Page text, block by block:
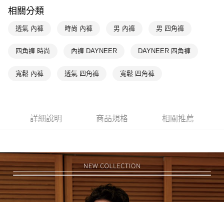
AFTEE先享後付是「在收到商品之後才付款」的支付方式。 讓您購物簡單
便利好安心！
１．簡單：不需註冊會員、不需綁卡、不需儲值。
１．於結帳方式選擇「AFTEE先享後付」後，將跳轉至「AFTEE先享後付」
※ 請注意：結帳手續完成當下不需立刻繳費，但若您需要取消訂單，請聯絡
是否繳費成功／繳費後需取消欲退款等相關疑問，請聯繫「AFTEE先享後付
客戶支援中心」https://netprotections.freshdesk.com/support/home
【注意事項】
１．透過由恩沛科技股份有限公司提供之「AFTEE先享後付」服務完成之交
易，需依本服務之必要範圍內提供個人資料，並將交易相關給付款項請求債
ATM付款
運送方式
全家取貨付款$888免運-以PackAge+配客嘉循環箱包裝寄出
付款後全家取貨$888免運-以PackAge+配客嘉循環箱包裝寄出
每筆NT$90，滿NT$1,000(含以上)免運費
每筆NT$90，滿NT$1,000(含以上)免運費
7-11取貨付款
每筆NT$90，滿NT$1,000(含以上)免運費
相關分類
透氣 內褲 時尚 內褲 男 內褲 男 四角褲
四角褲 時尚 內褲 DAYNEER DAYNEER 四角褲
寬鬆 內褲 透氣 四角褲 寬鬆 四角褲
詳細說明 商品規格 相關推薦